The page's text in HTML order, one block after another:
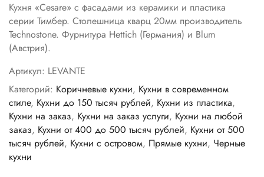
Кухня «Cesare» с фасадами из керамики и пластика
серии Тимбер. Столешница кварц 20мм производитель
Technostone. Фурнитура Hettich (Германия) и Blum
(Австрия).
Артикул: LEVANTE
Категорий: Коричневые кухни, Кухни в современном
стиле, Кухни до 150 тысяч рублей, Кухни из пластика,
Кухни на заказ, Кухни на заказ услуги, Кухни на любой
заказ, Кухни от 400 до 500 тысяч рублей, Кухни от 500
тысяч рублей, Кухни с островом, Прямые кухни, Черные
кухни